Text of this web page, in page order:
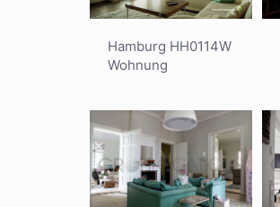
Hamburg HH0114W
Wohnung